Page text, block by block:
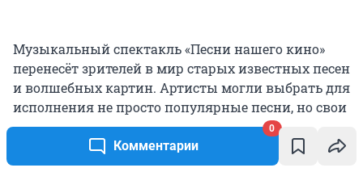
Комментарии
0
Музыкальный спектакль «Песни нашего кино»
перенесёт зрителей в мир старых известных песен
и волшебных картин. Артисты могли выбрать для
исполнения не просто популярные песни, но свои
самые любимые произведения. В спектакле-
концерте примет участие почти вся труппа — 25
человек. Необычное представление начнется